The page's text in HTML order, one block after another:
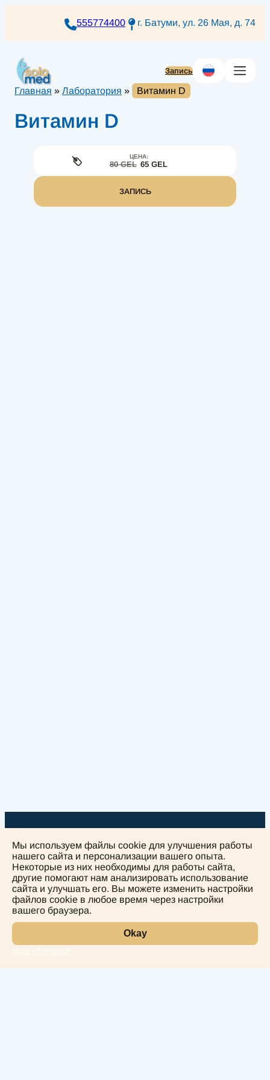
555774400 г. Батуми, ул. 26 Мая, д. 74
Запись
Главная » Лаборатория » Витамин D
Витамин D
ЦЕНА:
80 GEL 65 GEL
ЗАПИСЬ
+
Мы используем файлы cookie для улучшения работы
нашего сайта и персонализации вашего опыта.
Некоторые из них необходимы для работы сайта,
другие помогают нам анализировать использование
сайта и улучшать его. Вы можете изменить настройки
файлов cookie в любое время через настройки
вашего браузера.
Okay
More information